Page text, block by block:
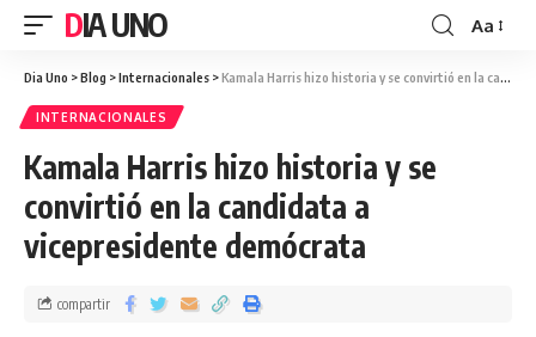
DIA UNO Aa
Dia Uno >Blog >Internacionales >Kamala Harris hizo historia y se convirtió en la candidata a vicepresidente demócrata
INTERNACIONALES
Kamala Harris hizo historia y se
convirtió en la candidata a
vicepresidente demócrata
compartir